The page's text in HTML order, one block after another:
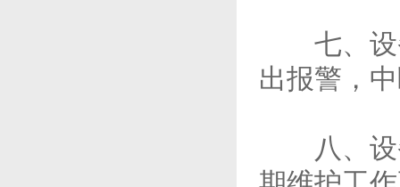
七、设备
出报警，
八、设备